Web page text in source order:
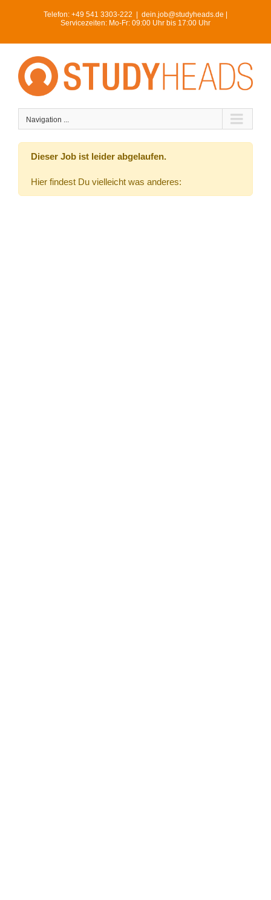
Telefon: +49 541 3303-222
dein.job@studyheads.de |
Servicezeiten: Mo-Fr: 09:00 Uhr bis 17:00 Uhr
Navigation ...
Dieser Job ist leider abgelaufen.
Hier findest Du vielleicht was anderes: